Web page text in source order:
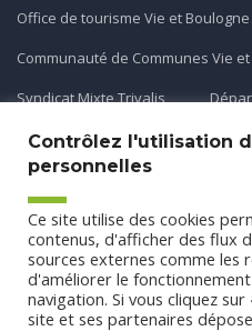
Office de tourisme Vie et Boulogne
Communauté de Communes Vie
Syndicat Mixte Trivalis
Application mobile
Découvrez et téléchargez
Commune et Moi pour
de votre commune.
Contrôlez l'utilisation
personnelles
Ce site utilise des cookies
contenus, d'afficher des flux
sources externes comme les
d'améliorer le
navigation. Si vous cliquez
site et ses partenaires